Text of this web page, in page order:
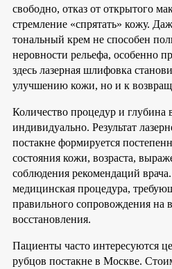
свободно, отказ от открытого
стремление «спрятать» кожу.
тональный крем не способен
неровности рельефа, особенно
здесь лазерная шлифовка
улучшению кожи, но и к
Количество процедур и глубина
индивидуально. Результат
постакне формируется
состояния кожи, возраста,
соблюдения рекомендаций
медицинская процедура,
правильного сопровождения на
восстановления.
Пациенты часто интересуются
рубцов постакне в Москве.